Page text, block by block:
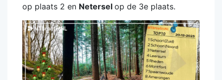
op plaats 2 en Netersel op de 3e plaats.